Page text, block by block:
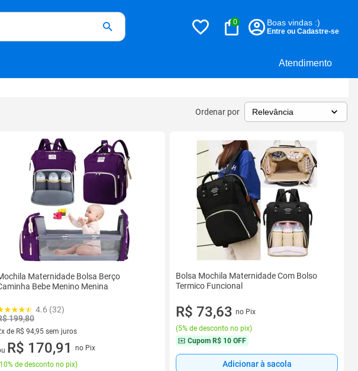
Atendimento
0 Boas vindas :)
Entre ou Cadastre-se
Ordenar por
Maternidade Bolsa Berço
Bebe Menino Menina
4.6 (32)
199,80
de R$ 94,95 sem juros
2 vez de R$ 94,95 sem juros
R$ 170,91
no Pix
10% de desconto no pix)
Bolsa Mochila Maternidade Com Bolso
Termico Funcional
R$ 73,63 no Pix
(5% de desconto no pix)
Cupom R$ 10 OFF
Adicionar à sacola